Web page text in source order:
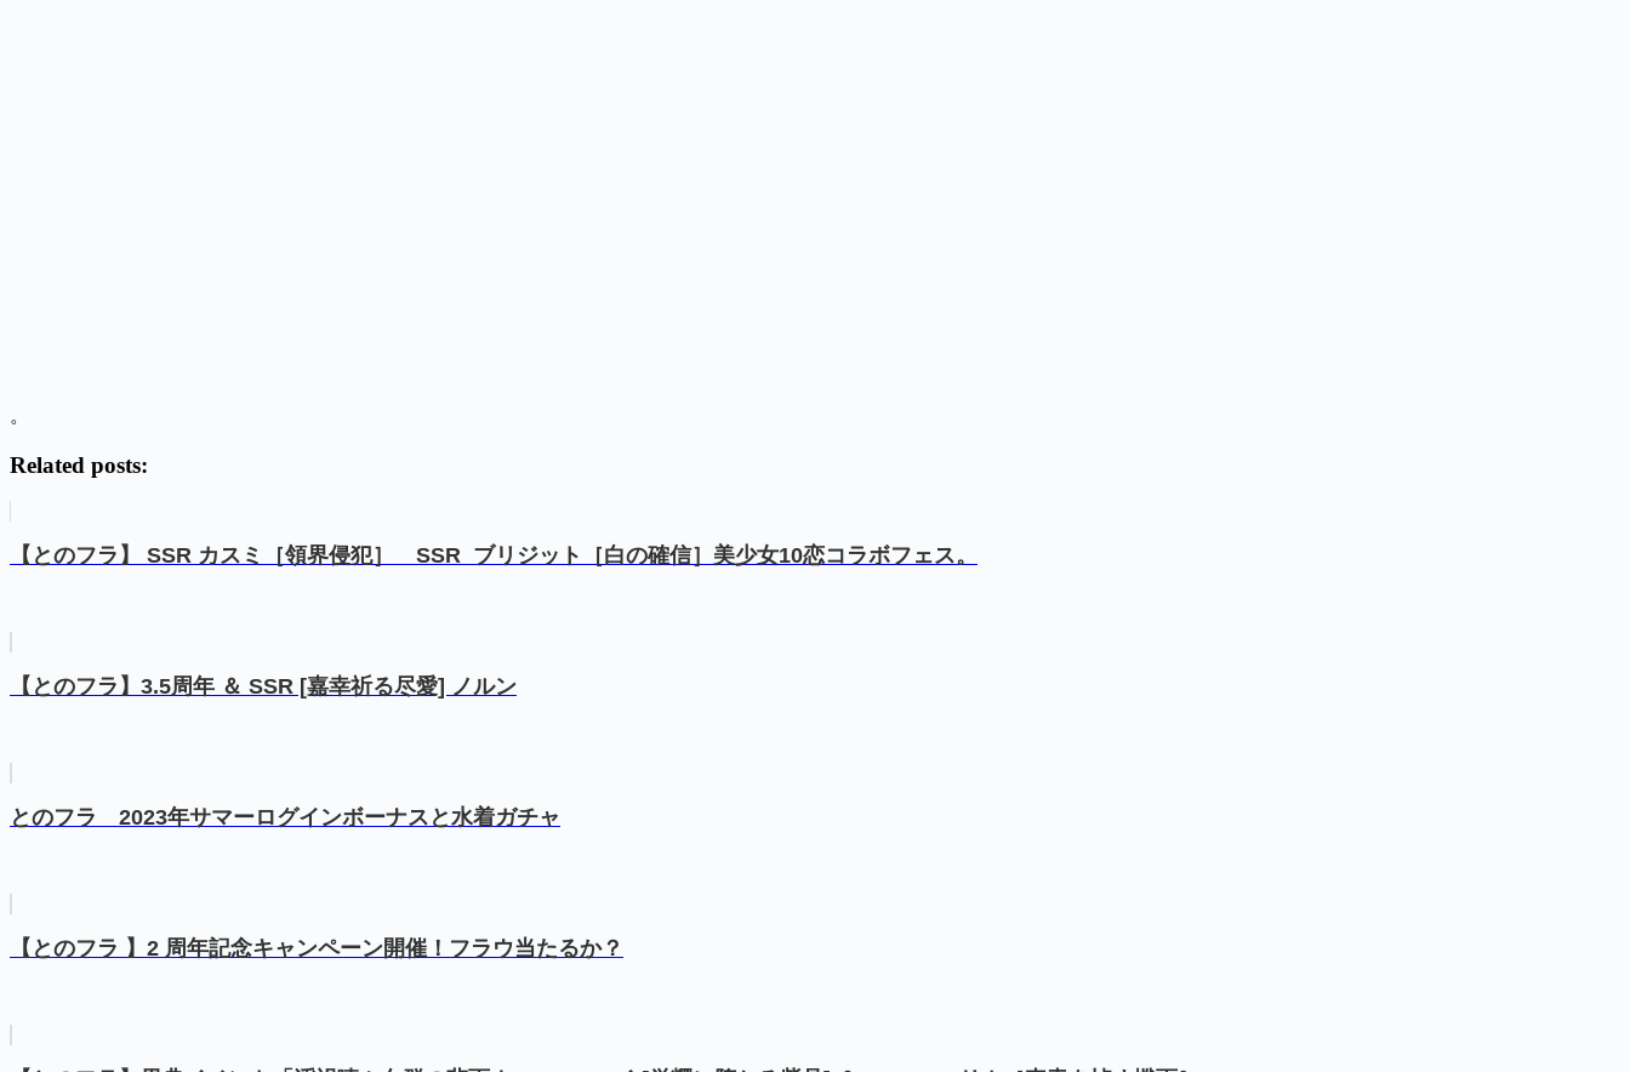
。
Related posts:
【とのフラ】 SSR カスミ［領界侵犯］ SSR ブリジット［白の確信］美少女10恋コラボフェス。
【とのフラ】3.5周年 ＆ SSR [嘉幸祈る尽愛] ノルン
とのフラ 2023年サマーログインボーナスと水着ガチャ
【とのフラ 】2 周年記念キャンペーン開催！フラウ当たるか？